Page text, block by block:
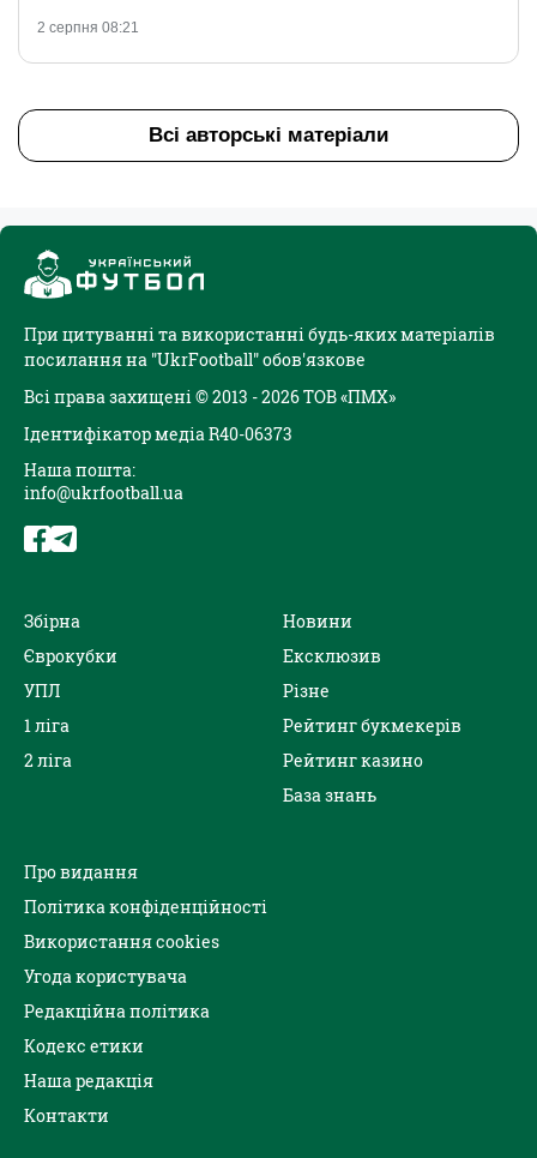
2 серпня 08:21
Всі авторські матеріали
При цитуванні та використанні будь-яких матеріалів
посилання на "UkrFootball" обов'язкове
Всі права захищені © 2013 - 2026 ТОВ «ПМХ»
Ідентифікатор медіа R40-06373
Наша пошта:
info@ukrfootball.ua
Збірна
Єврокубки
УПЛ
1 ліга
2 ліга
Новини
Ексклюзив
Різне
Рейтинг букмекерів
Рейтинг казино
База знань
Про видання
Політика конфіденційності
Використання cookies
Угода користувача
Редакційна політика
Кодекс етики
Наша редакція
Контакти